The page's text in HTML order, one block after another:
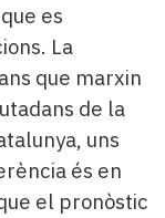
es
La
que marxin
de la
uns
és en
el pronòstic